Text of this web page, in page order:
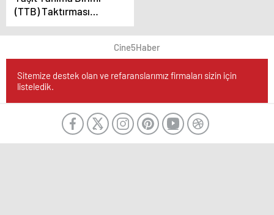
(TTB) Taktırması
Zorunlu Hale Getirildi
Cine5Haber
Sitemize destek olan ve refaranslarımız firmaları sizin için
listeledik.